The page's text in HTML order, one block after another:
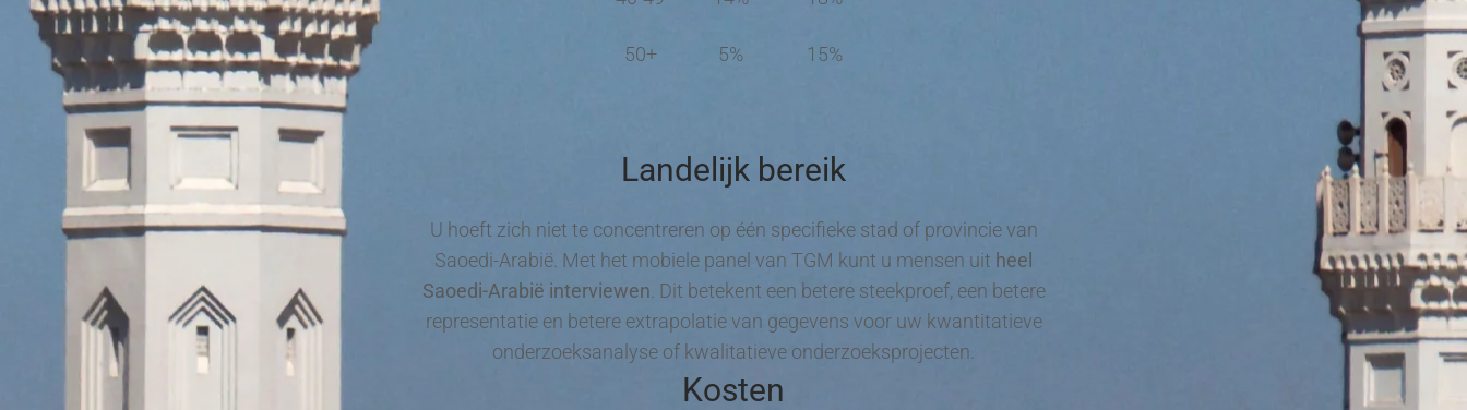
50+ 5% 15%
Landelijk bereik
U hoeft zich niet te concentreren op één specifieke stad of provincie van
Saoedi-Arabië. Met het mobiele panel van TGM kunt u mensen uit heel
Saoedi-Arabië interviewen . Dit betekent een betere steekproef, een betere
representatie en betere extrapolatie van gegevens voor uw kwantitatieve
onderzoeksanalyse of kwalitatieve onderzoeksprojecten.
Kosten